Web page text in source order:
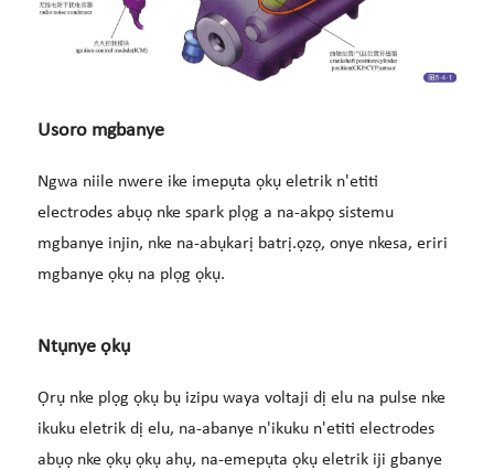
Usoro mgbanye
Ngwa niile nwere ike imepụta ọkụ eletrik n'etiti
electrodes abụọ nke spark plọg a na-akpọ sistemu
mgbanye injin, nke na-abụkarị batrị.ọzọ, onye nkesa, eriri
mgbanye ọkụ na plọg ọkụ.
Ntụnye ọkụ
Ọrụ nke plọg ọkụ bụ izipu waya voltaji dị elu na pulse nke
ikuku eletrik dị elu, na-abanye n'ikuku n'etiti electrodes
abụọ nke ọkụ ọkụ ahụ, na-emepụta ọkụ eletrik iji gbanye